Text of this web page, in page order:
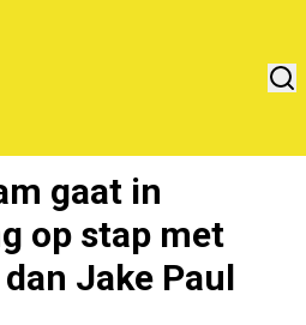
gaat in
op stap met
Jake Paul